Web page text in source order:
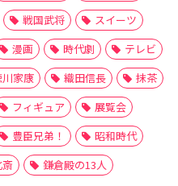
戦国武将
スイーツ
漫画 時代劇
テレビ
家康 織田信長
抹茶
フィギュア
展覧会
豊臣兄弟！
昭和時代
鎌倉殿の13人